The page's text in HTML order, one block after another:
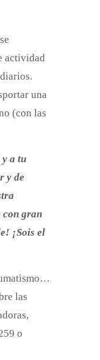
actividad
una
(con las
a tu
y de
con gran
¡Sois el
las
o